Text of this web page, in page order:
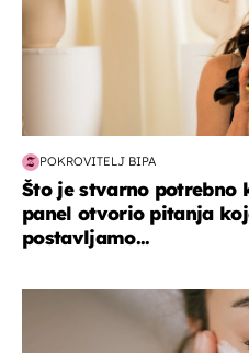
POKROVITELJ BIPA
Što je stvarno potrebno
panel otvorio pitanja
postavljamo...
moda & ljepota